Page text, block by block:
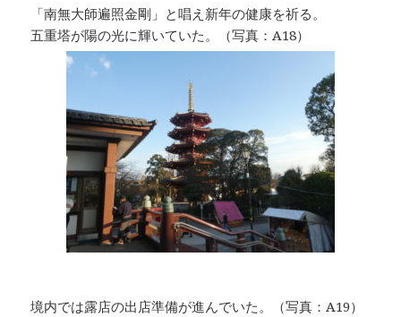
「南無大師遍照金剛」と唱え新年の健康を祈る。
五重塔が陽の光に輝いていた。（写真：A18）
境内では露店の出店準備が進んでいた。（写真：A19）